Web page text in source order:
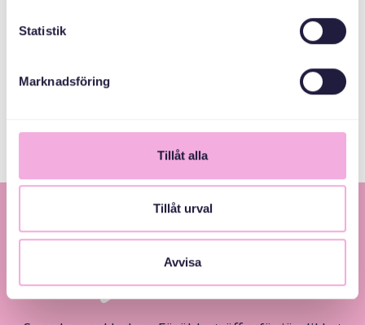
Statistik
Marknadsföring
Tillåt alla
Tillåt urval
Avvisa